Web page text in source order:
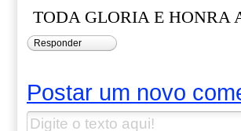
TODA GLORIA E HONRA
Responder
Postar um novo